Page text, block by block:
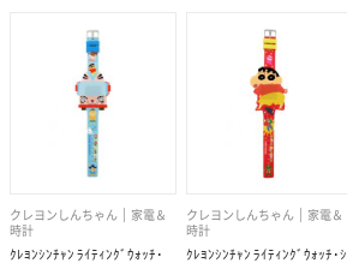
クレヨンしんちゃん
家電＆
時計
ｸﾚﾖﾝｼﾝﾁｬﾝ ﾗｲﾃｨﾝｸﾞｳｫｯﾁ･
クレヨンしんちゃん
家電＆
時計
ｸﾚﾖﾝｼﾝﾁｬﾝ ﾗｲﾃｨﾝｸﾞｳｫｯﾁ･ｼ